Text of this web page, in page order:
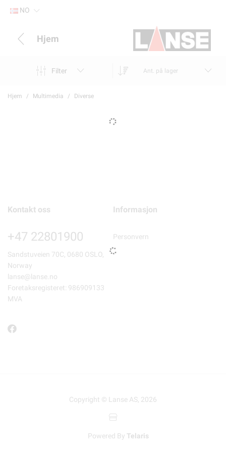
NO
Hjem
Filter Ant. på lager
Hjem Multimedia Diverse
Kontakt oss
+47 22801900
Sandstuveien 70C, 0680 OSLO,
Norway
lanse@lanse.no
Foretaksregisteret: 986909133
MVA
Informasjon
Personvern
Copyright © Lanse AS, 2026
Powered By Telaris